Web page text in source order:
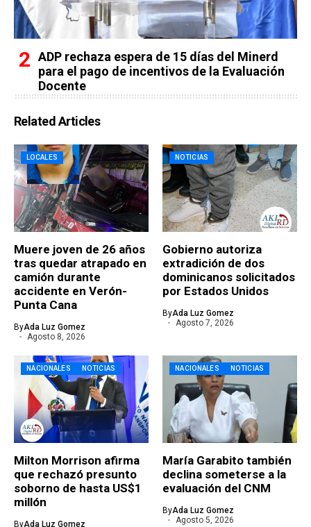
ADP rechaza espera de 15 días del Minerd
para el pago de incentivos de la Evaluación
Docente
Related Articles
LOCALES
Muere joven de 26 años
tras quedar atrapado en
camión durante
accidente en Verón-
Punta Cana
ByAda Luz Gomez
Agosto 8, 2026
NOTICIAS
Gobierno autoriza
extradición de dos
dominicanos solicitados
por Estados Unidos
ByAda Luz Gomez
Agosto 7, 2026
NACIONALES NOTICIAS
Milton Morrison afirma
que rechazó presunto
soborno de hasta US$1
millón
ByAda Luz Gomez
NACIONALES NOTICIAS
María Garabito también
declina someterse a la
evaluación del CNM
ByAda Luz Gomez
Agosto 5, 2026